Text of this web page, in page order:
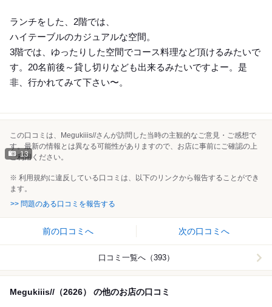
ランチをした、2階では、
ハイテーブルのカジュアルな空間。
3階では、ゆったりした空間でコース料理など頂けるみたいで
す。20名前後～貸し切りなども出来るみたいですよー。是
非、行かれてみて下さい〜。
13
この口コミは、Megukiiis//さんが訪問した当時の主観的なご意見・ご感想で
す。最新の情報とは異なる可能性がありますので、お店に事前にご確認の上
ご利用ください。
※ 利用規約に違反している口コミは、以下のリンクから報告することができ
ます。
>> 問題のある口コミを報告する
前の口コミへ 次の口コミへ
口コミ一覧へ（393）
Megukiiis//（2626） の他のお店の口コミ